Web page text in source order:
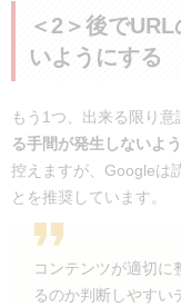
＜2＞後で
いようにする
もう1つ、出来る限り意
る手間が発生しないよ
控えますが、Googleは
とを推奨しています。
コンテンツが適切に
るのか判断しやすい